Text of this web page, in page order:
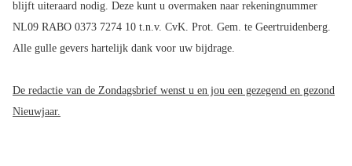
blijft uiteraard nodig. Deze kunt u overmaken naar rekeningnummer
NL09 RABO 0373 7274 10 t.n.v. CvK. Prot. Gem. te Geertruidenberg.
Alle gulle gevers hartelijk dank voor uw bijdrage.
De redactie van de Zondagsbrief wenst u en jou een gezegend en gezond
Nieuwjaar.